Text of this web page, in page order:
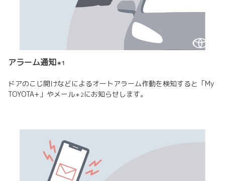
アラーム通知＊1
ドアのこじ開けなどによるオートアラーム作動を検知すると「My
TOYOTA+」やメール＊2にお知らせします。